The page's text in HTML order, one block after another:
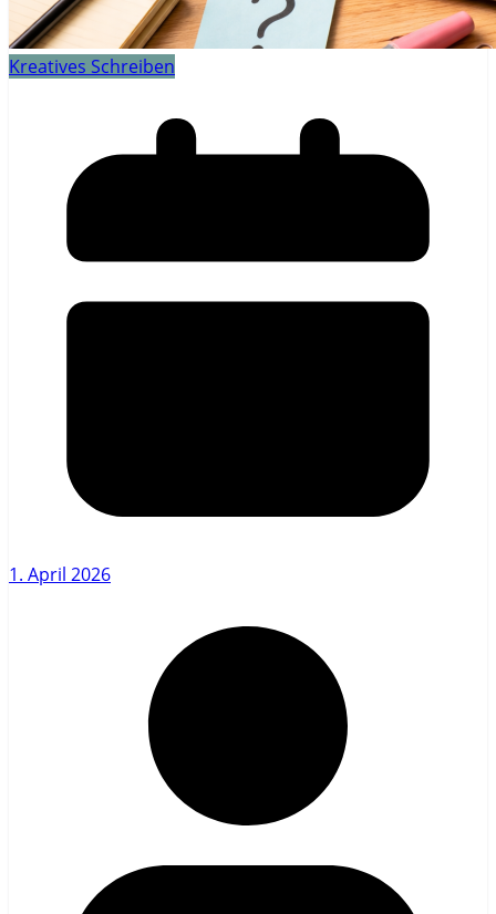
Kreatives Schreiben
1. April 2026